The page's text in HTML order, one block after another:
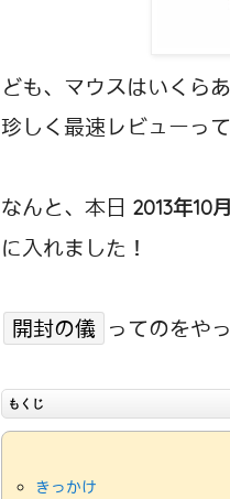
ども、マウスはいくら
珍しく最速レビューっ
なんと、本日 2013年10
に入れました！
開封の儀 ってのをや
もくじ
きっかけ